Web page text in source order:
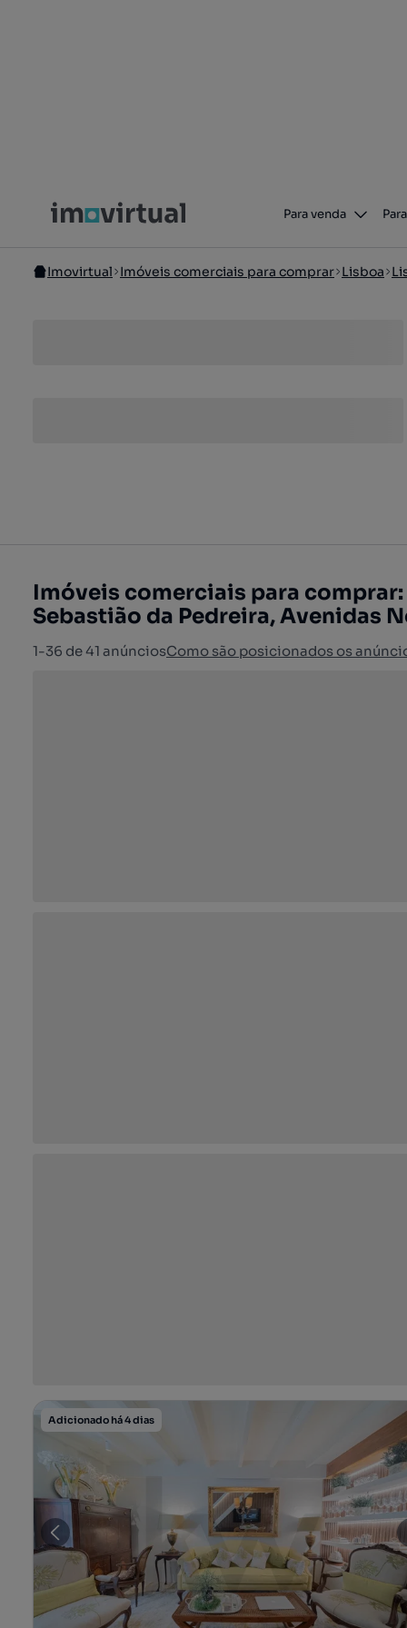
Para venda
Imovirtual Imóveis comerciais para comprar Lisboa
Imóveis comerciais para comprar:
Sebastião da Pedreira, Avenidas
1-36 de 41 anúnciosComo são posicionados os
Adicionado há 4 dias